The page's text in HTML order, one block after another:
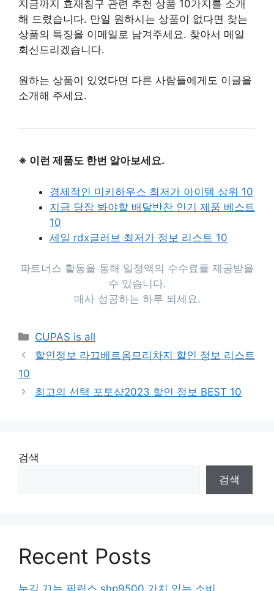
지금까지 효재침구 관련 추천 상품 10가지를 소개
해 드렸습니다. 만일 원하시는 상품이 없다면 찾는
상품의 특징을 이메일로 남겨주세요. 찾아서 메일
회신드리겠습니다.
원하는 상품이 있었다면 다른 사람들에게도 이글을
소개해 주세요.
※ 이런 제품도 한번 알아보세요.
경제적인 미키하우스 최저가 아이템 상위 10
지금 당장 봐야할 배달반찬 인기 제품 베스트
10
세일 rdx글러브 최저가 정보 리스트 10
파트너스 활동을 통해 일정액의 수수료를 제공받을
수 있습니다.
매사 성공하는 하루 되세요.
Categories
CUPAS is all
할인정보 라끄베르옴므리차지 할인 정보 리스트
10
최고의 선택 포토샵2023 할인 정보 BEST 10
검색
검색
Recent Posts